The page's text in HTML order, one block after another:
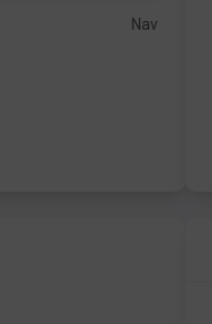
Nav